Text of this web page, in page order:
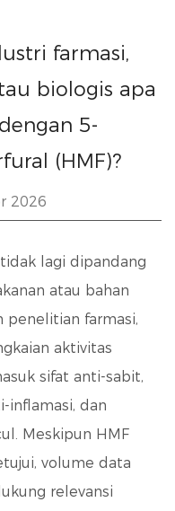
farmasi,
biologis apa
5-
(HMF)?
2026
tidak lagi dipandang
atau bahan
penelitian farmasi,
aktivitas
sifat anti-sabit,
inflamasi, dan
Meskipun HMF
volume data
relevansi